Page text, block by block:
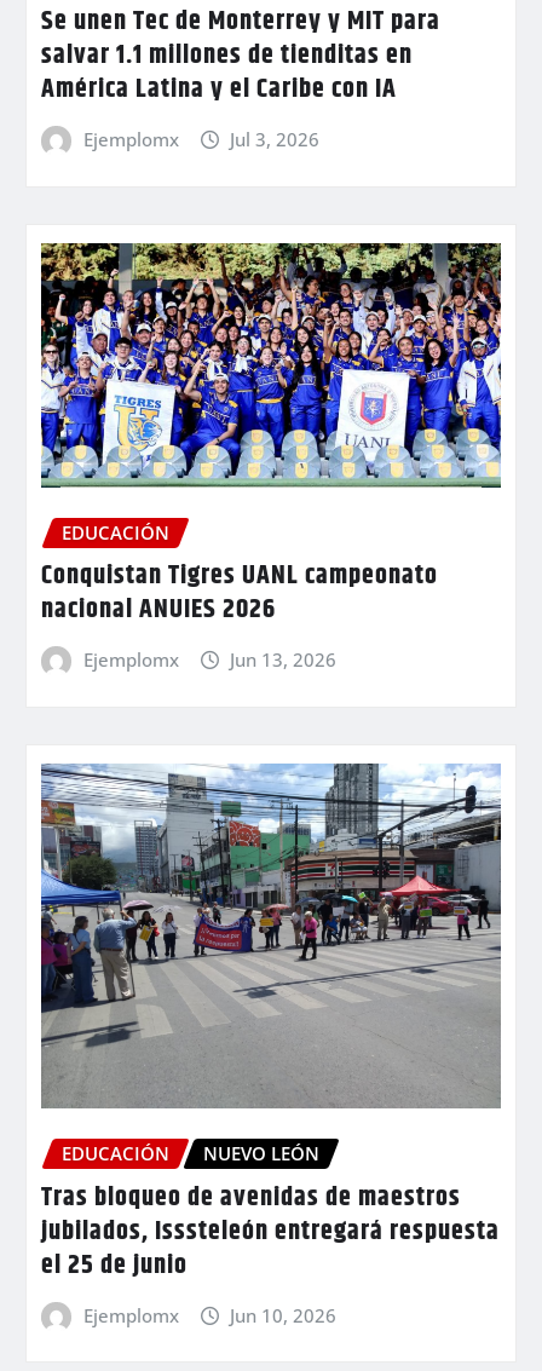
Se unen Tec de Monterrey y MIT para
salvar 1.1 millones de tienditas en
América Latina y el Caribe con IA
Ejemplomx Jul 3, 2026
EDUCACIÓN
Conquistan Tigres UANL campeonato
nacional ANUIES 2026
Ejemplomx Jun 13, 2026
EDUCACIÓN NUEVO LEÓN
Tras bloqueo de avenidas de maestros
jubilados, Isssteleón entregará respuesta
el 25 de junio
Ejemplomx Jun 10, 2026